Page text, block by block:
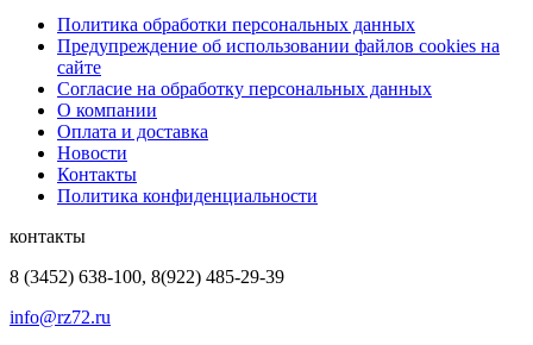
Политика обработки персональных данных
Предупреждение об использовании файлов cookies на
сайте
Согласие на обработку персональных данных
О компании
Оплата и доставка
Новости
Контакты
Политика конфиденциальности
контакты
8 (3452) 638-100, 8(922) 485-29-39
info@rz72.ru